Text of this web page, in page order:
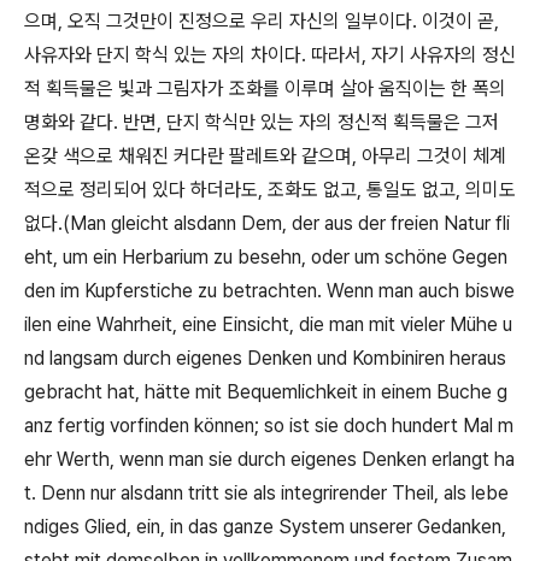
으며, 오직 그것만이 진정으로 우리 자신의 일부이다. 이것이 곧,
사유자와 단지 학식 있는 자의 차이다. 따라서, 자기 사유자의 정신
적 획득물은 빛과 그림자가 조화를 이루며 살아 움직이는 한 폭의
명화와 같다. 반면, 단지 학식만 있는 자의 정신적 획득물은 그저
온갖 색으로 채워진 커다란 팔레트와 같으며, 아무리 그것이 체계
적으로 정리되어 있다 하더라도, 조화도 없고, 통일도 없고, 의미도
없다.(Man gleicht alsdann Dem, der aus der freien Natur fli
eht, um ein Herbarium zu besehn, oder um schöne Gegen
den im Kupferstiche zu betrachten. Wenn man auch biswe
ilen eine Wahrheit, eine Einsicht, die man mit vieler Mühe u
nd langsam durch eigenes Denken und Kombiniren heraus
gebracht hat, hätte mit Bequemlichkeit in einem Buche g
anz fertig vorfinden können; so ist sie doch hundert Mal m
ehr Werth, wenn man sie durch eigenes Denken erlangt ha
t. Denn nur alsdann tritt sie als integrirender Theil, als lebe
ndiges Glied, ein, in das ganze System unserer Gedanken,